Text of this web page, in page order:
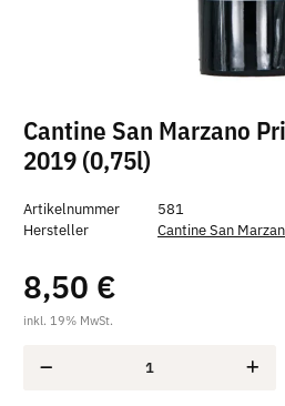
Cantine San Marzano
2019 (0,75l)
Artikelnummer
581
Hersteller
Cantine San
8,50 €
inkl. 19% MwSt.